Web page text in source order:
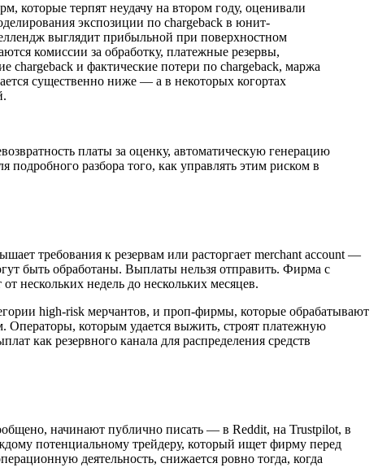
которые терпят неудачу на втором году, оценивали
экспозиции по chargeback в юнит-
выглядит прибыльной при поверхностном
комиссии за обработку, платежные резервы,
chargeback и фактические потери по chargeback, маржа
существенно ниже — а в некоторых когортах
платы за оценку, автоматическую генерацию
разборa того, как управлять этим риском в
требования к резервам или расторгает merchant account —
быть обработаны. Выплаты нельзя отправить. Фирма с
нескольких недель до нескольких месяцев.
high-risk мерчантов, и проп-фирмы, которые обрабатывают
Операторы, которым удается выжить, строят платежную
как резервного канала для распределения средств
начинают публично писать — в Reddit, на Trustpilot, в
потенциальному трейдеру, который ищет фирму перед
деятельность, снижается ровно тогда, когда